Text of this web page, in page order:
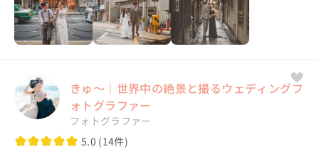
きゅ〜｜世界中の絶景と撮るウェディングフ
ォトグラファー
フォトグラファー
5.0 (14件)